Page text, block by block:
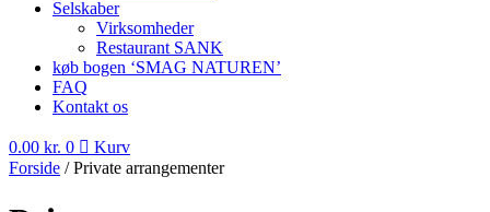
Selskaber
Virksomheder
Restaurant SANK
køb bogen ‘SMAG NATUREN’
FAQ
Kontakt os
0.00 kr. 0
Kurv
Forside / Private arrangementer